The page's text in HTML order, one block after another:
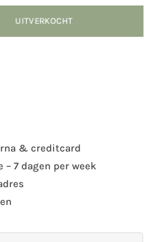
UITVERKOCHT
& creditcard
7 dagen per week